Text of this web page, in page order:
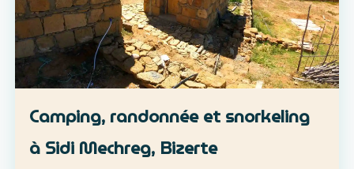
Camping, randonnée et snorkeling
à Sidi Mechreg, Bizerte